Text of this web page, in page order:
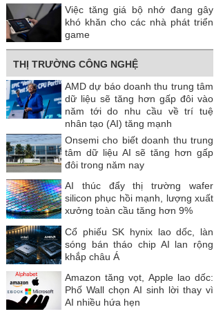
Việc tăng giá bộ nhớ đang gây
khó khăn cho các nhà phát triển
game
THỊ TRƯỜNG CÔNG NGHỆ
AMD dự báo doanh thu trung tâm
dữ liệu sẽ tăng hơn gấp đôi vào
năm tới do nhu cầu về trí tuệ
nhân tạo (AI) tăng mạnh
Onsemi cho biết doanh thu trung
tâm dữ liệu AI sẽ tăng hơn gấp
đôi trong năm nay
AI thúc đẩy thị trường wafer
silicon phục hồi mạnh, lượng xuất
xưởng toàn cầu tăng hơn 9%
Cổ phiếu SK hynix lao dốc, làn
sóng bán tháo chip AI lan rộng
khắp châu Á
Amazon tăng vọt, Apple lao dốc:
Phố Wall chọn AI sinh lời thay vì
AI nhiều hứa hẹn